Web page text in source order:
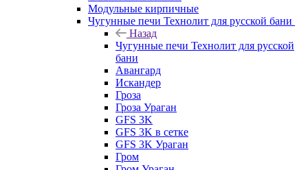
Модульные кирпичные
Чугунные печи Технолит для русской бани
Назад
Чугунные печи Технолит для русской
бани
Авангард
Искандер
Гроза
Гроза Ураган
GFS 3K
GFS 3K в сетке
GFS 3K Ураган
Гром